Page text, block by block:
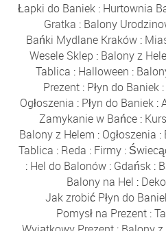
Łapki do Baniek: Hurtownia
Gratka : Balony
Bańki Mydlane Kraków :
Wesele Sklep : Balony z
Tablica : Halloween :
Prezent : Płyn do Baniek :
Ogłoszenia : Płyn do Baniek :
Zamykanie w Bańce :
Balony z Helem : Ogłoszenia :
Tablica : Reda : Firmy:
: Hel do Balonów: Gdańsk:
Balony na Hel :
Jak zrobić Płyn do
Pomysł na Prezent :